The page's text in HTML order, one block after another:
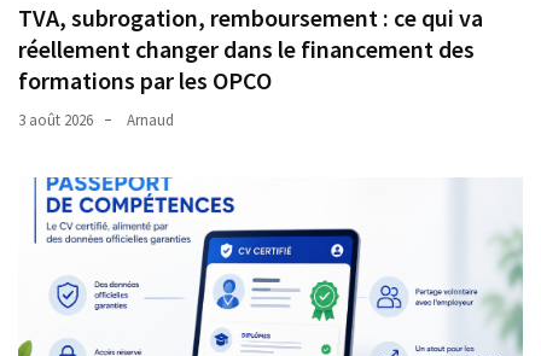
TVA, subrogation, remboursement : ce qui va
réellement changer dans le financement des
formations par les OPCO
3 août 2026 Arnaud